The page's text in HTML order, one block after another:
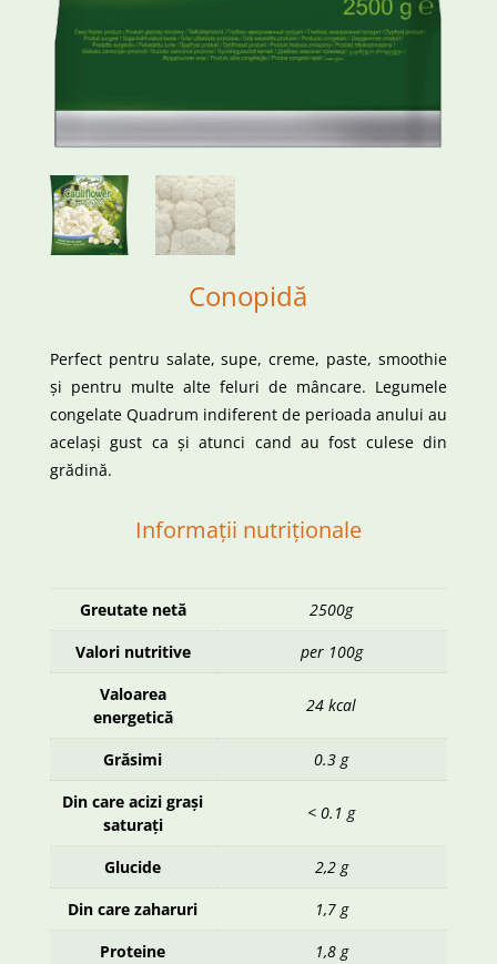
Conopidă
Perfect pentru salate, supe, creme, paste, smoothie
și pentru multe alte feluri de mâncare. Legumele
congelate Quadrum indiferent de perioada anului au
același gust ca și atunci cand au fost culese din
grădină.
Informații nutriționale
Greutate netă
2500g
Valori nutritive
per 100g
Valoarea
energetică
24 kcal
Grăsimi
0.3 g
Din care acizi grași
saturați
< 0.1 g
Glucide
2,2 g
Din care zaharuri
1,7 g
Proteine
1,8 g